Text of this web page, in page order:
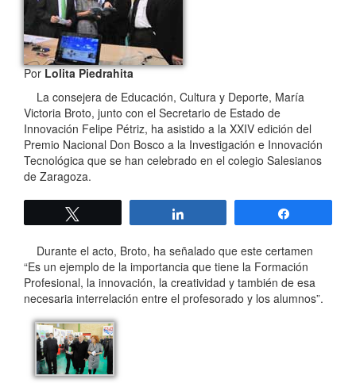
PorLolita Piedrahita
La consejera de Educación, Cultura y Deporte, María
Victoria Broto, junto con el Secretario de Estado de
Innovación Felipe Pétriz, ha asistido a la XXIV edición del
Premio Nacional Don Bosco a la Investigación e Innovación
Tecnológica que se han celebrado en el colegio Salesianos
de Zaragoza.
Durante el acto, Broto, ha señalado que este certamen
“Es un ejemplo de la importancia que tiene la Formación
Profesional, la innovación, la creatividad y también de esa
necesaria interrelación entre el profesorado y los alumnos”.